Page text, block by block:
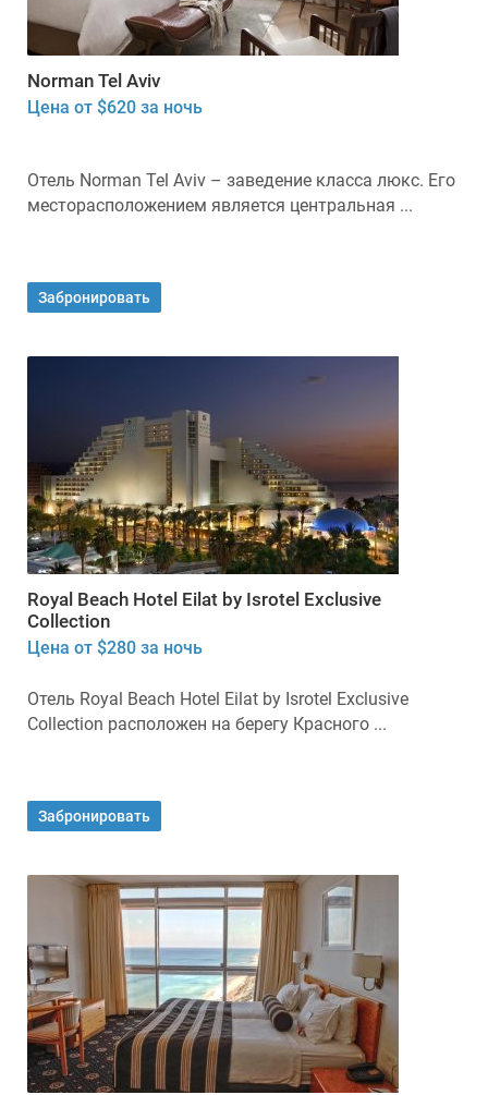
Norman Tel Aviv
Цена от $620 за ночь
Отель Norman Tel Aviv – заведение класса люкс. Его
месторасположением является центральная ...
Забронировать
Royal Beach Hotel Eilat by Isrotel Exclusive
Collection
Цена от $280 за ночь
Отель Royal Beach Hotel Eilat by Isrotel Exclusive
Collection расположен на берегу Красного ...
Забронировать